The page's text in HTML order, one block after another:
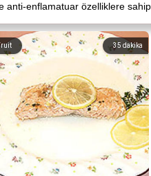
enflamatuar özelliklere
35 dakika